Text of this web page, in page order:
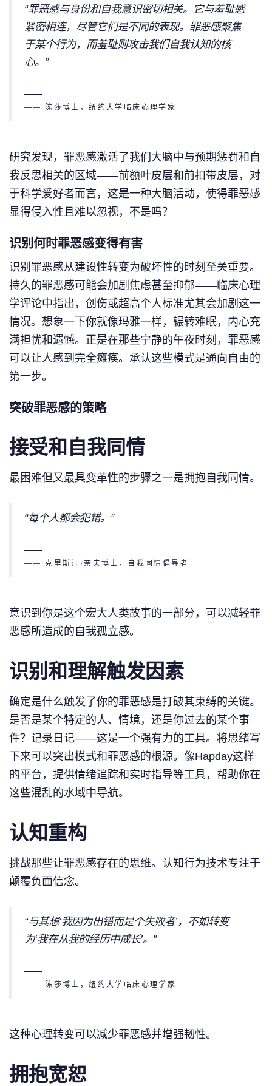
“罪恶感与身份和自我意识密切相关。它与羞耻感
紧密相连，尽管它们是不同的表现。罪恶感聚焦
于某个行为，而羞耻则攻击我们自我认知的核
心。”
—— 陈莎博士，纽约大学临床心理学家
研究发现，罪恶感激活了我们大脑中与预期惩罚和自
我反思相关的区域——前额叶皮层和前扣带皮层，对
于科学爱好者而言，这是一种大脑活动，使得罪恶感
显得侵入性且难以忽视，不是吗？
识别何时罪恶感变得有害
识别罪恶感从建设性转变为破坏性的时刻至关重要。
持久的罪恶感可能会加剧焦虑甚至抑郁——临床心理
学评论中指出，创伤或超高个人标准尤其会加剧这一
情况。想象一下你就像玛雅一样，辗转难眠，内心充
满担忧和遗憾。正是在那些宁静的午夜时刻，罪恶感
可以让人感到完全瘫痪。承认这些模式是通向自由的
第一步。
突破罪恶感的策略
接受和自我同情
最困难但又最具变革性的步骤之一是拥抱自我同情。
“每个人都会犯错。”
—— 克里斯汀·奈夫博士，自我同情倡导者
意识到你是这个宏大人类故事的一部分，可以减轻罪
恶感所造成的自我孤立感。
识别和理解触发因素
确定是什么触发了你的罪恶感是打破其束缚的关键。
是否是某个特定的人、情境，还是你过去的某个事
件？记录日记——这是一个强有力的工具。将思绪写
下来可以突出模式和罪恶感的根源。像Hapday这样
的平台，提供情绪追踪和实时指导等工具，帮助你在
这些混乱的水域中导航。
认知重构
挑战那些让罪恶感存在的思维。认知行为技术专注于
颠覆负面信念。
“与其想‘我因为出错而是个失败者’，不如转变
为‘我在从我的经历中成长’。”
—— 陈莎博士，纽约大学临床心理学家
这种心理转变可以减少罪恶感并增强韧性。
拥抱宽恕